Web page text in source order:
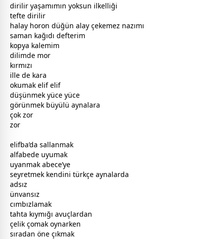
dirilir yaşamımın yoksun ilkelliği
tefte dirilir
halay horon düğün alay çekemez nazımı
saman kağıdı defterim
kopya kalemim
dilimde mor
kırmızı
ille de kara
okumak elif elif
düşünmek yüce yüce
görünmek büyülü aynalara
çok zor
zor
elifba’da sallanmak
alfabede uyumak
uyanmak abece’ye
seyretmek kendini türkçe aynalarda
adsız
ünvansız
cımbızlamak
tahta kıymığı avuçlardan
çelik çomak oynarken
sıradan öne çıkmak